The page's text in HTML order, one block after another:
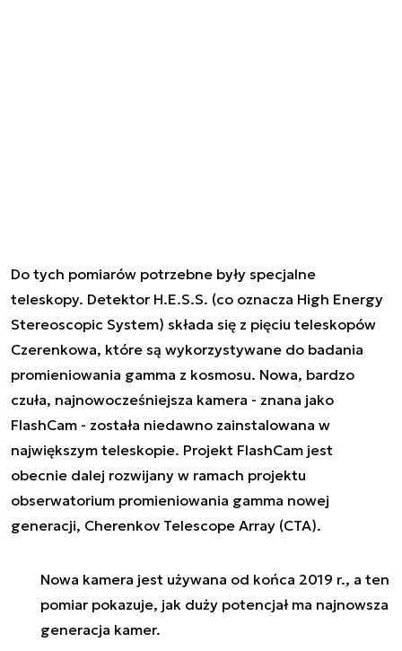
Do tych pomiarów potrzebne były specjalne
teleskopy. Detektor H.E.S.S. (co oznacza High Energy
Stereoscopic System) składa się z pięciu teleskopów
Czerenkowa, które są wykorzystywane do badania
promieniowania gamma z kosmosu. Nowa, bardzo
czuła, najnowocześniejsza kamera - znana jako
FlashCam - została niedawno zainstalowana w
największym teleskopie. Projekt FlashCam jest
obecnie dalej rozwijany w ramach projektu
obserwatorium promieniowania gamma nowej
generacji, Cherenkov Telescope Array (CTA).
Nowa kamera jest używana od końca 2019 r., a ten
pomiar pokazuje, jak duży potencjał ma najnowsza
generacja kamer.